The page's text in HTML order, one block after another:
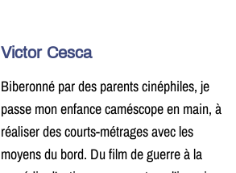
Victor Cesca
Biberonné par des parents cinéphiles, je
passe mon enfance caméscope en main, à
réaliser des courts-métrages avec les
moyens du bord. Du film de guerre à la